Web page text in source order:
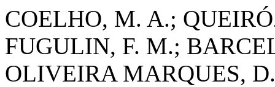
COELHO, M. A.;
FUGULIN, F. M.;
OLIVEIRA MARQUES,